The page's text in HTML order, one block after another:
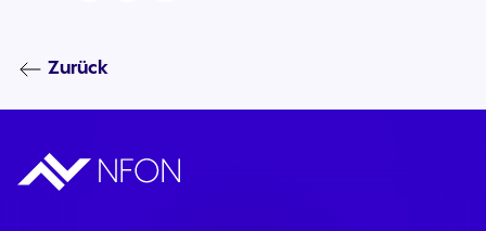
Zurück